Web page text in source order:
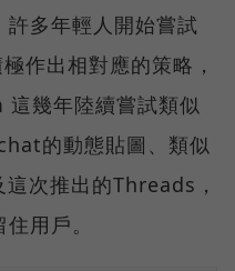
多年輕人開始嘗試
作出相對應的策略，
幾年陸續嘗試類似
的動態貼圖、類似
次推出的Threads，
用戶。